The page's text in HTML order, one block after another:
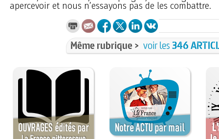
apercevoir et nous n’essayons pas de les combattre.
Même rubrique > voir les346